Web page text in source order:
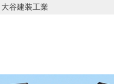
谷建装工業